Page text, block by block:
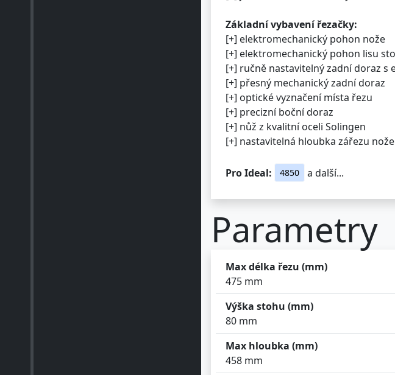
Základní vybavení řezačky:
[+] elektromechanický pohon nože
[+] elektromechanický pohon lisu
[+] ručně nastavitelný zadní doraz
[+] přesný mechanický zadní doraz
[+] optické vyznačení místa řezu
[+] precizní boční doraz
[+] nůž z kvalitní oceli Solingen
[+] nastavitelná hloubka zářezu nože
Pro Ideal: 4850 a další...
Parametry
Max délka řezu (mm)
475 mm
Výška stohu (mm)
80 mm
Max hloubka (mm)
458 mm